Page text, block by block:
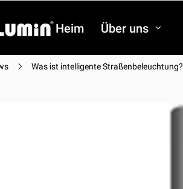
Heim Über uns
Was ist intelligente Straßenbeleuchtung?